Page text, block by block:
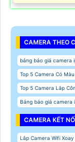
CAMERA THEO
bảng báo giá camera
Top 5 Camera Có
Top 5 Camera Lắp
Bảng báo giá camera
CAMERA KẾT
Lắp Camera Wifi